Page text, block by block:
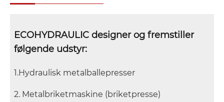
ECOHYDRAULIC designer og fremstiller
følgende udstyr:
1.Hydraulisk metalballepresser
2. Metalbriketmaskine (briketpresse)